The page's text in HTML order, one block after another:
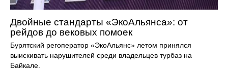
Двойные стандарты «ЭкоАльянса»: от
рейдов до вековых помоек
Бурятский регоператор «ЭкоАльянс» летом принялся
выискивать нарушителей среди владельцев турбаз на
Байкале.